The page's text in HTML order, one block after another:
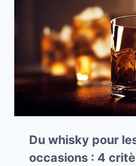
Du whisky pour
occasions : 4